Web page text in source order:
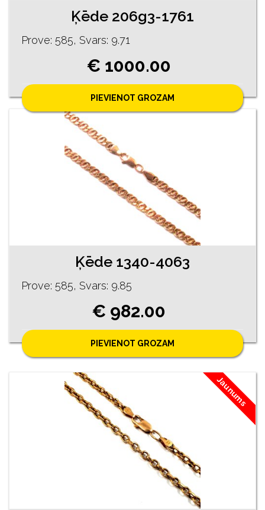
Ķēde 206g3-1761
Prove: 585, Svars: 9.71
€ 1000.00
PIEVIENOT GROZAM
Ķēde 1340-4063
Prove: 585, Svars: 9.85
€ 982.00
PIEVIENOT GROZAM
Jaunums